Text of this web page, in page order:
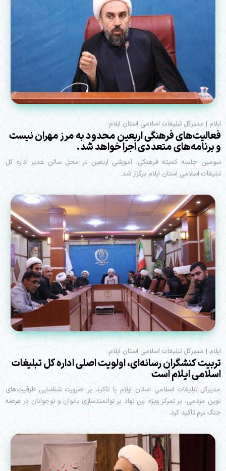
ایلام | مدیرکل تبلیغات اسلامی استان ایلام:
فعالیت‌های فرهنگی اربعین محدود به مرز مهران نیست
و برنامه‌های متعددی اجرا خواهد شد.
سومین جلسه کمیته فرهنگی، آموزشی اربعین در محل سالن غدیر اداره کل
تبلیغات اسلامی استان ایلام برگزار شد.
ایلام | مدیرکل تبلیغات اسلامی استان ایلام:
تربیت کنشگران رسانه‌ای، اولویت اصلی اداره کل تبلیغات
اسلامی ایلام است
مدیرکل تبلیغات اسلامی استان ایلام با تأکید بر ضرورت شناسایی ظرفیت‌های
نوین مردمی، بر تمرکز ویژه این نهاد بر توانمندسازی بانوان و نوجوانان در عرصه
جنگ نرم تأکید کرد.